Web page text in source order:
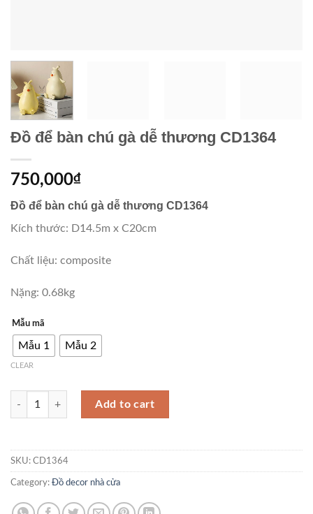
Đồ để bàn chú gà dễ thương CD1364
750,000₫
Đồ để bàn chú gà dễ thương CD1364
Kích thước: D14.5m x C20cm
Chất liệu: composite
Nặng: 0.68kg
Mẫu mã
Mẫu 1 Mẫu 2
CLEAR
Đồ để bàn chú gà dễ thương CD1364 quantity
Add to cart
SKU: CD1364
Category: Đồ decor nhà cửa